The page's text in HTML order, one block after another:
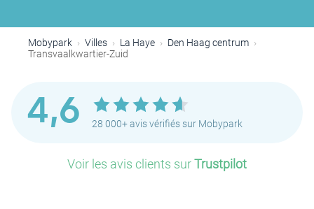
Mobypark Villes La Haye
Den Haag centrum
Transvaalkwartier-Zuid
4,6 28 000+ avis vérifiés sur Mobypark
Voir les avis clients surTrustpilot